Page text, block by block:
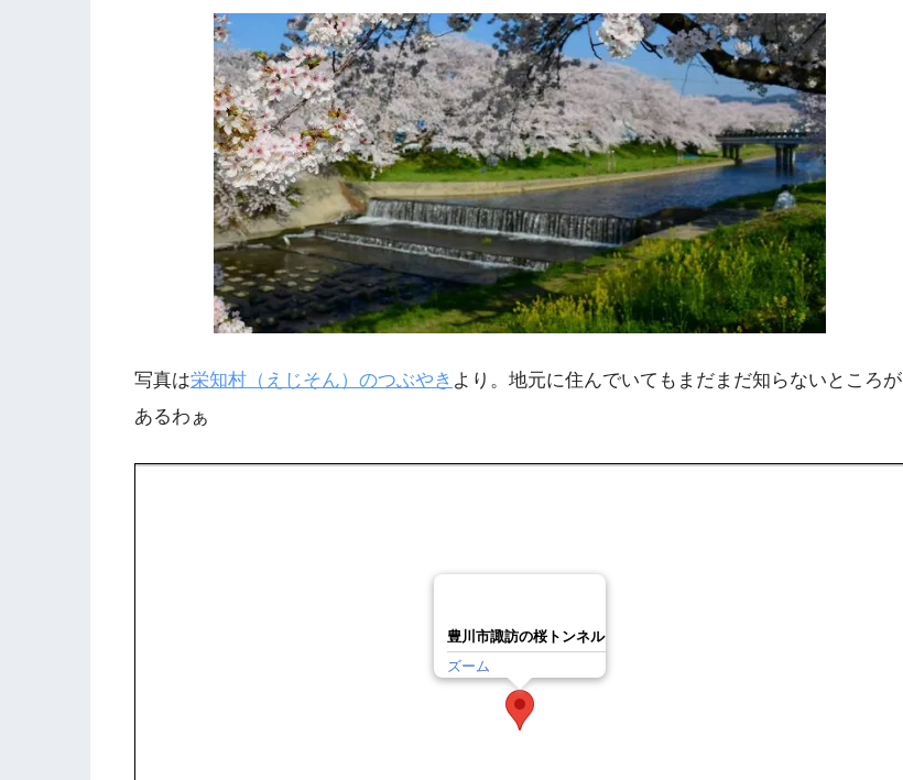
写真は栄知村（えじそん）のつぶやき より。地元に住んでいてもまだまだ知らないところが
あるわぁ
豊川市諏訪の桜トンネル
ズーム